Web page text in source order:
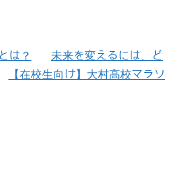
は？
未来を変えるには、ど
【在校生向け】大村高校マラソ